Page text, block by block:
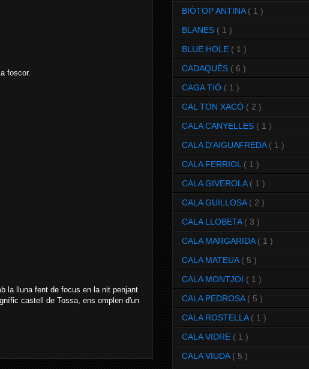
foscor.
la lluna fent de focus en la nit penjant
castell de Tossa, ens omplen d'un
BIÒTOP ANTINA ( 1 )
BLANES ( 1 )
BLUE HOLE ( 1 )
CADAQUÉS ( 6 )
CAGA TIÓ ( 1 )
CAL TON XACÓ ( 2 )
CALA CANYELLES ( 1 )
CALA D'AIGUAFREDA ( 1 )
CALA FERRIOL ( 1 )
CALA GIVEROLA ( 1 )
CALA GUILLOSA ( 2 )
CALA LLOBETA ( 3 )
CALA MARGARIDA ( 1 )
CALA MATEUA ( 5 )
CALA MONTJOI ( 1 )
CALA PEDROSA ( 5 )
CALA ROSTELLA ( 1 )
CALA VIDRE ( 1 )
CALA VIUDA ( 5 )